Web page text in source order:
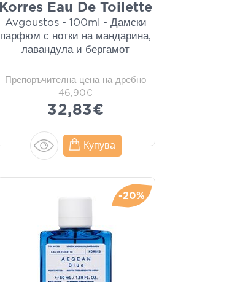
Korres Eau De Toilette
Avgoustos - 100ml - Дамски
парфюм с нотки на мандарина,
лавандула и бергамот
Препоръчителна цена на дребно
46,90€
32,83€
Купува
-20%